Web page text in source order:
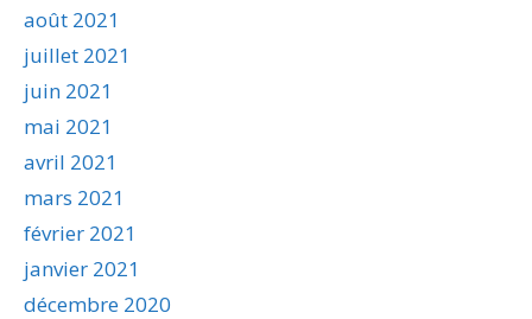
août 2021
juillet 2021
juin 2021
mai 2021
avril 2021
mars 2021
février 2021
janvier 2021
décembre 2020